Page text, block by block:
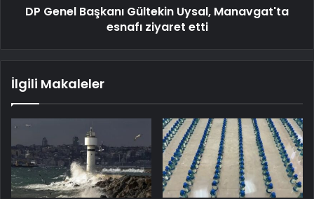
DP Genel Başkanı Gültekin Uysal, Manavgat'ta
esnafı ziyaret etti
İlgili Makaleler